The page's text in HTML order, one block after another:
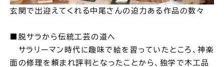
玄関で出迎えてくれる中尾さんの迫力ある作品の数々
■脱サラから伝統工芸の道へ
サラリーマン時代に趣味で絵を習っていたところ、神楽
面の修理を頼まれ評判となったことから、独学で木工品